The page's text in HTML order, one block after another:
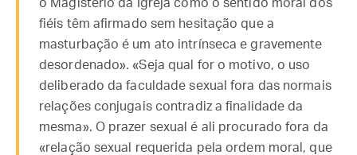
o Magistério da Igreja como o sentido moral dos
fiéis têm afirmado sem hesitação que a
masturbação é um ato intrínseca e gravemente
desordenado». «Seja qual for o motivo, o uso
deliberado da faculdade sexual fora das normais
relações conjugais contradiz a finalidade da
mesma». O prazer sexual é ali procurado fora da
«relação sexual requerida pela ordem moral, que